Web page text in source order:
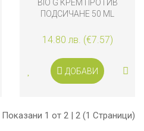
BIO G КРЕМ ПРОТИВ
ПОДСИЧАНЕ 50 ML
14.80 лв. (€7.57)
ДОБАВИ
Показани 1 от 2 | 2 (1 Страници)